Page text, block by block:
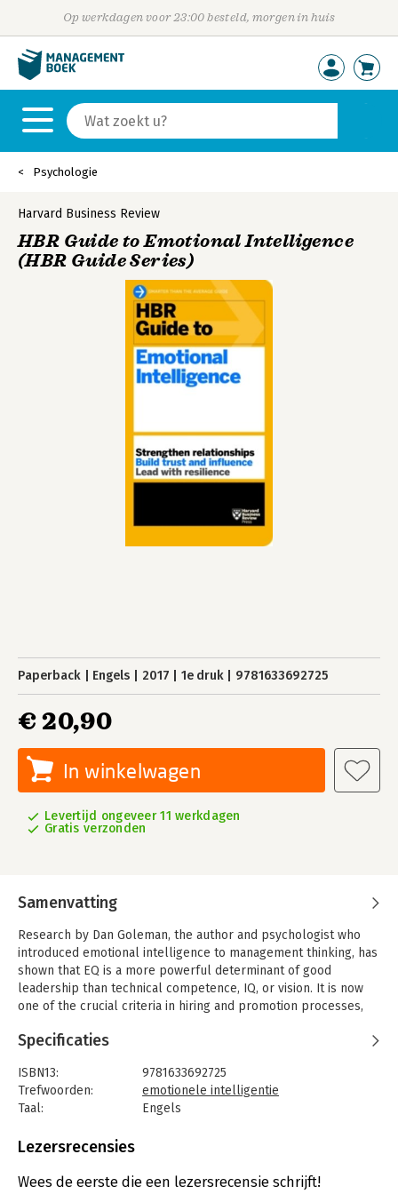
Op werkdagen voor 23:00 besteld, morgen in huis
Psychologie
Harvard Business Review
HBR Guide to Emotional Intelligence
(HBR Guide Series)
Paperback Engels 2017 1e druk 9781633692725
€ 20,90
In winkelwagen
Levertijd ongeveer 11 werkdagen
Gratis verzonden
Samenvatting
Research by Dan Goleman, the author and psychologist who
introduced emotional intelligence to management thinking, has
shown that EQ is a more powerful determinant of good
leadership than technical competence, IQ, or vision. It is now
one of the crucial criteria in hiring and promotion processes,
courses. And it's not innate-it's a skill that all of us can improve
In this Guide, you'll learn how to:
- Recognize your own EQ strengths and weaknesses
- Regulate your emotions in tough situations, or recover from
- Motivate yourself through ups and downs
Specificaties
ISBN13:
9781633692725
Trefwoorden:
emotionele intelligentie
Taal:
Engels
Aantal pagina's:
Druk:
1
Lezersrecensies
Wees de eerste die een lezersrecensie schrijft!